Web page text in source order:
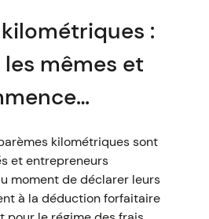
:
mêmes et
kilométriques sont
et entrepreneurs
moment de déclarer leurs
à la déduction forfaitaire